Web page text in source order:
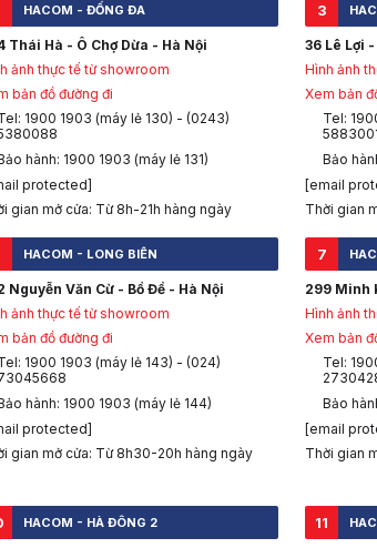
HACOM - ĐỐNG ĐA
Thái Hà - Ô Chợ Dừa - Hà Nội
ảnh thực tế từ showroom
bản đồ đường đi
1900 1903 (máy lẻ 130) - (0243)
hành: 1900 1903 (máy lẻ 131)
protected]
gian mở cửa: Từ 8h-21h hàng ngày
3
36 Lê Lợi
Hình ảnh
Xem bản
Tel:
Bảo
[email
Thời gian
HACOM - LONG BIÊN
Nguyễn Văn Cừ - Bồ Đề - Hà Nội
ảnh thực tế từ showroom
bản đồ đường đi
1900 1903 (máy lẻ 143) - (024)
hành: 1900 1903 (máy lẻ 144)
protected]
gian mở cửa: Từ 8h30-20h hàng ngày
7
299 Minh
Hình ảnh
Xem bản
Tel:
Bảo
[email
Thời gian
HACOM - HÀ ĐÔNG 2 11